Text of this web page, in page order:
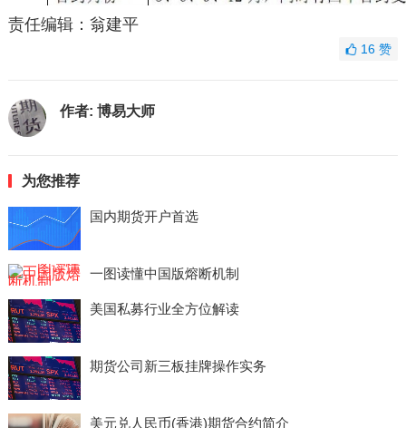
责任编辑：翁建平
16赞
作者: 博易大师
为您推荐
国内期货开户首选
一图读懂中国版熔断机制
美国私募行业全方位解读
期货公司新三板挂牌操作实务
美元兑人民币(香港)期货合约简介